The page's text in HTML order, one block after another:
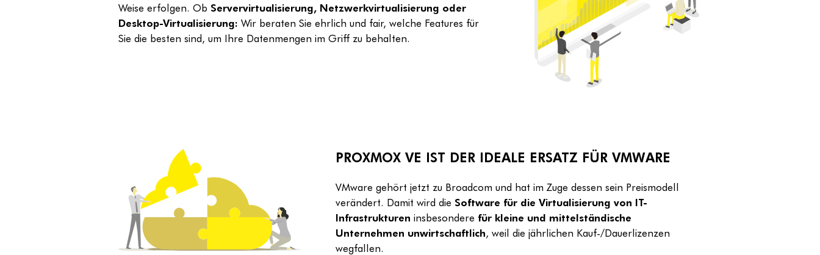
Weise erfolgen. Ob Servervirtualisierung, Netzwerkvirtualisierung oder
Desktop-Virtualisierung: Wir beraten Sie ehrlich und fair, welche Features für
Sie die besten sind, um Ihre Datenmengen im Griff zu behalten.
PROXMOX VE IST DER IDEALE ERSATZ FÜR VMWARE
VMware gehört jetzt zu Broadcom und hat im Zuge dessen sein Preismodell
verändert. Damit wird die Software für die Virtualisierung von IT-
Infrastrukturen insbesondere für kleine und mittelständische
Unternehmen unwirtschaftlich, weil die jährlichen Kauf-/Dauerlizenzen
wegfallen.